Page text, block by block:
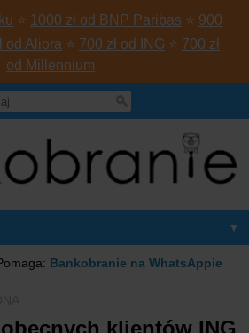
⭐ 1000 zł od BNP Paribas ⭐ 900
od Aliora ⭐ 700 zł od ING ⭐ 700 zł
od Millennium
▼
Bankobranie na WhatsAppie
klientów ING